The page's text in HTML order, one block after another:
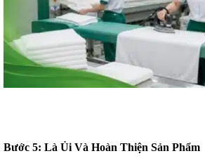
Bước 5: Là Ủi Và Hoàn Thiện Sản Phẩm